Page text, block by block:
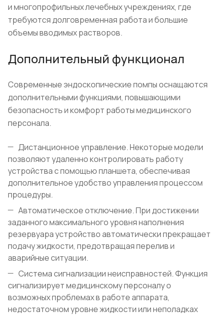
и многопрофильных лечебных учреждениях, где
требуются долговременная работа и большие
объемы вводимых растворов.
Дополнительный функционал
Современные эндоскопические помпы оснащаются
дополнительными функциями, повышающими
безопасность и комфорт работы медицинского
персонала.
Дистанционное управление. Некоторые модели
позволяют удаленно контролировать работу
устройства с помощью планшета, обеспечивая
дополнительное удобство управления процессом
процедуры.
Автоматическое отключение. При достижении
заданного максимального уровня наполнения
резервуара устройство автоматически прекращает
подачу жидкости, предотвращая перелив и
аварийные ситуации.
Система сигнализации неисправностей. Функция
сигнализирует медицинскому персоналу о
возможных проблемах в работе аппарата,
недостаточном уровне жидкости или неполадках